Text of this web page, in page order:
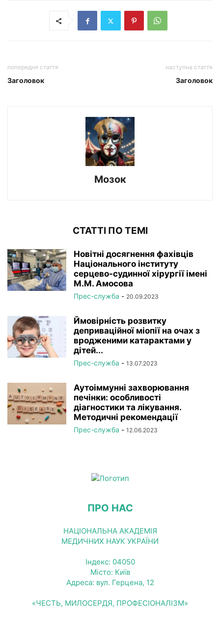
попередня стаття
Заголовок
наступна стаття
Заголовок
Мозок
СТАТТІ ПО ТЕМІ
Новітні досягнення фахівців
Національного інституту
серцево-судинної хірургії імeні
М.М. Амосова
Прес-служба - 20.09.2023
Ймовірність розвитку
деприваційної міопії на очах з
вродженими катарактами у
дітей...
Прес-служба - 13.07.2023
Аутоіммунні захворювання
печінки: особливості
діагностики та лікування.
Методичні рекомендації
Прес-служба - 12.06.2023
ПРО НАС
НАЦІОНАЛЬНА АКАДЕМІЯ
МЕДИЧНИХ НАУК УКРАЇНИ
Індекс: 04050
Місто: Київ
Адреса: вул. Герцена, 12
«ЧЕСТЬ, МИЛОСЕРДЯ, ПРОФЕСІОНАЛІЗМ»